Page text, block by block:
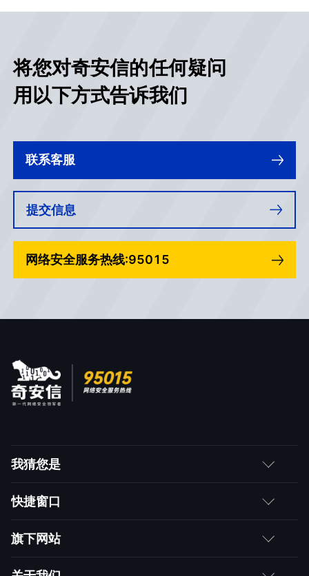
将您对奇安信的任何疑问
用以下方式告诉我们
联系客服
提交信息
网络安全服务热线:95015
我猜您是
客户
合作伙伴
快捷窗口
如何购买
旗下网站
网神